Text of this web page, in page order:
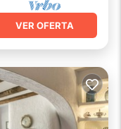
VER OFERTA